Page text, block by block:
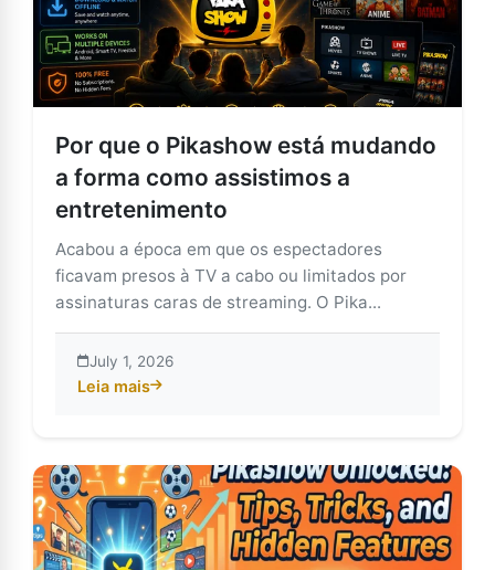
Por que o Pikashow está mudando
a forma como assistimos a
entretenimento
Acabou a época em que os espectadores
ficavam presos à TV a cabo ou limitados por
assinaturas caras de streaming. O Pika...
July 1, 2026
Leia mais
about Por que o Pikashow está mudando a forma